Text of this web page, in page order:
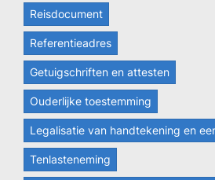
Reisdocument
Referentieadres
Getuigschriften en attesten
Ouderlijke toestemming
Legalisatie van handtekening en
Tenlasteneming